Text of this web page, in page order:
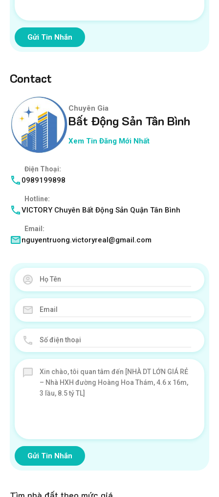
Gửi Tin Nhắn
Contact
Chuyên Gia
Bất Động Sản Tân Bình
Xem Tin Đăng Mới Nhất
Điện Thoại:
0989199898
Hotline:
VICTORY Chuyên Bất Động Sản Quận Tân Bình
Email:
nguyentruong.victoryreal@gmail.com
Gửi Tin Nhắn